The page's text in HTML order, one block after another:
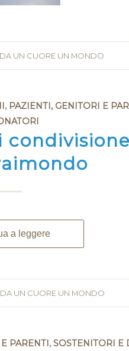
DA UN CUORE UN MONDO
, PAZIENTI, GENITORI E
a leggere
DA UN CUORE UN MONDO
PARENTI,SOSTENITORI E